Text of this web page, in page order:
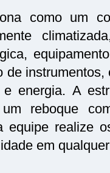
como um
de
energia. A
reboque
equipe realize
em